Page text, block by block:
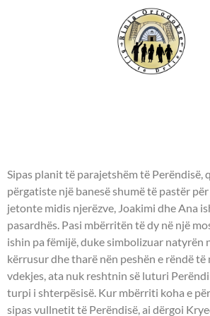
Shenjtori i ditës –
Sipas planit të parajetshëm të Perëndisë,
përgatiste një banesë shumë të pastër
jetonte midis njerëzve, Joakimi dhe Ana
pasardhës. Pasi mbërritën të dy në një
ishin pa fëmijë, duke simbolizuar natyrën
kërrusur dhe tharë nën peshën e rëndë
vdekjes, ata nuk reshtnin së luturi
turpi i shterpësisë. Kur mbërriti koha e
sipas vullnetit të Perëndisë, ai dërgoi